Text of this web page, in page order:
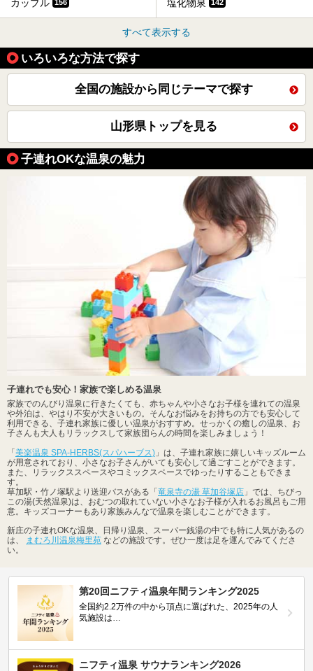
カップル 156 塩化物泉 142
すべて表示する
いろいろな方法で探す
全国の施設から同じテーマで探す
山形県トップを見る
子連れOKな温泉の魅力
子連れでも安心！家族で楽しめる温泉
家族でのんびり温泉に行きたくても、赤ちゃんや小さなお子様を連れての温泉
や外泊は、やはり不安が大きいもの。そんなお悩みをお持ちの方でも安心して
利用できる、子連れ家族に優しい温泉がおすすめ。せっかくの癒しの温泉、お
子さんも大人もリラックスして家族団らんの時間を楽しみましょう！
「 美楽温泉 SPA-HERBS(スパハーブス) 」は、子連れ家族に嬉しいキッズルーム
が用意されており、小さなお子さんがいても安心して過ごすことができます。
また、リラックススペースやコミックスペースでゆったりすることもできま
す。
草加駅・竹ノ塚駅より送迎バスがある「 竜泉寺の湯 草加谷塚店 」では、ちびっ
この湯(天然温泉)は、おむつの取れていない小さなお子様が入れるお風呂もご用
意。キッズコーナーもあり家族みんなで温泉を楽しむことができます。
新庄の子連れOKな温泉、日帰り温泉、スーパー銭湯の中でも特に人気があるの
は、
まむろ川温泉梅里苑 などの施設です。ぜひ一度は足を運んでみてくださ
い。
第20回ニフティ温泉年間ランキング2025
全国約2.2万件の中から頂点に選ばれた、2025年の人
気施設は…
ニフティ温泉 サウナランキング2026